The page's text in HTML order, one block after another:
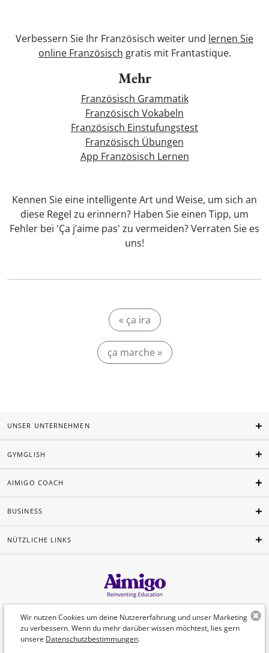
Verbessern Sie Ihr Französisch weiter und lernen Sie
online Französisch gratis mit Frantastique.
Mehr
Französisch Grammatik
Französisch Vokabeln
Französisch Einstufungstest
Französisch Übungen
App Französisch Lernen
Kennen Sie eine intelligente Art und Weise, um sich an
diese Regel zu erinnern? Haben Sie einen Tipp, um
Fehler bei 'Ça j’aime pas' zu vermeiden? Verraten Sie es
uns!
« ça ira
ça marche »
Wir nutzen Cookies um deine Nutzererfahrung und unser Marketing
zu verbessern. Wenn du mehr darüber wissen möchtest, lies gern
unsere Datenschutzbestimmungen.
UNSER UNTERNEHMEN
GYMGLISH
AIMIGO COACH
BUSINESS
NÜTZLICHE LINKS
Deutsch
©Aimigo 2026